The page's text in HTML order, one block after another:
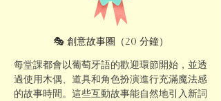
🎭 創意故事圈（20 分鐘）
每堂課都會以葡萄牙語的歡迎環節開始，並透
過使用木偶、道具和角色扮演進行充滿魔法感
的故事時間。這些互動故事能自然地引入新詞